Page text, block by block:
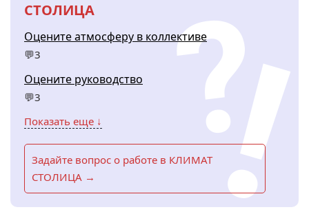
СТОЛИЦА
Оцените атмосферу в коллективе
💬3
Оцените руководство
💬3
Показать еще ↓
Задайте вопрос о работе в КЛИМАТ
СТОЛИЦА →